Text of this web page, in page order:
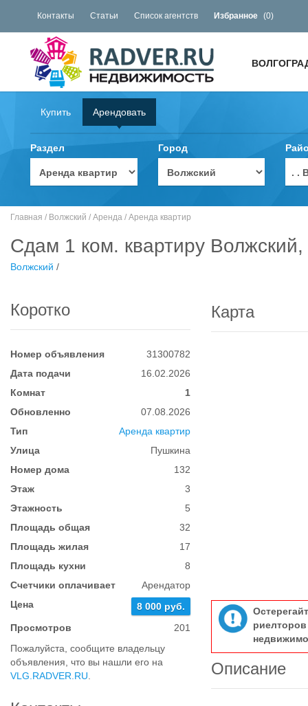
Контакты Статьи Список агентств Избранное (0)
Купить Арендовать
Раздел Город
. .
Главная / Волжский / Аренда / Аренда квартир
Сдам 1 ком. квартиру
Волжский /
Коротко
Номер объявления
31300782
Дата подачи
16.02.2026
Комнат
1
Обновленно
07.08.2026
Тип
Аренда квартир
Улица
Пушкина
Номер дома
132
Этаж
3
Этажность
5
Площадь общая
32
Площадь жилая
17
Площадь кухни
8
Счетчики оплачивает
Арендатор
Цена
8 000 руб.
Просмотров
201
Пожалуйста, сообщите владельцу
объявления, что вы нашли его на
VLG.RADVER.RU
Карта
Описание